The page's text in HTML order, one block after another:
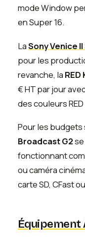
mode Window
en Super 16.
LaSony Venice II
pour les
revanche, la RED
€ HT par jour
des couleurs
Pour les budgets
Broadcast G2
fonctionnant
ou caméra
carte SD, CFast
Équipement